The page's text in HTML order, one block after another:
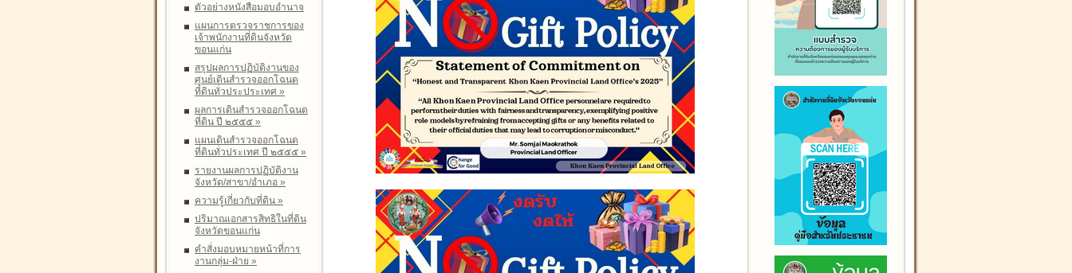
ตัวอย่างหนังสือมอบอำนาจ
แผนการตรวจราชการของ
เจ้าพนักงานที่ดินจังหวัด
ขอนแก่น
สรุปผลการปฏิบัติงานของ
ศูนย์เดินสำรวจออกโฉนด
ที่ดินทั่วประประเทศ »
ผลการเดินสำรวจออกโฉนด
ที่ดิน ปี ๒๕๕๕ »
แผนเดินสำรวจออกโฉนด
ที่ดินทั่วประเทศ ปี ๒๕๕๕ »
รายงานผลการปฏิบัติงาน
จังหวัด/สาขา/อำเภอ »
ความรู้เกี่ยวกับที่ดิน »
ปริมาณเอกสารสิทธิในที่ดิน
จังหวัดขอนแก่น
คำสั่งมอบหมายหน้าที่การ
งานกลุ่ม-ฝ่าย »